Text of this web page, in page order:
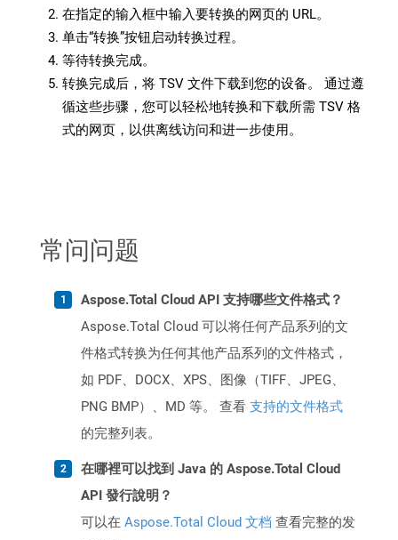
在指定的输入框中输入要转换的网页的 URL。
单击“转换”按钮启动转换过程。
等待转换完成。
转换完成后，将 TSV 文件下载到您的设备。 通过遵
循这些步骤，您可以轻松地转换和下载所需 TSV 格
式的网页，以供离线访问和进一步使用。
常问问题
Aspose.Total Cloud API 支持哪些文件格式？
Aspose.Total Cloud 可以将任何产品系列的文
件格式转换为任何其他产品系列的文件格式，
如 PDF、DOCX、XPS、图像（TIFF、JPEG、
PNG BMP）、MD 等。 查看 支持的文件格式
的完整列表。
在哪裡可以找到 Java 的 Aspose.Total Cloud
API 發行說明？
可以在 Aspose.Total Cloud 文档 查看完整的发